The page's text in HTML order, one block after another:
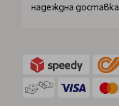
надеждна доставка